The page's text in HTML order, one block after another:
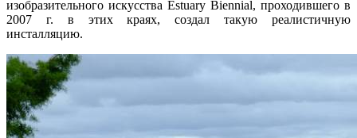
изобразительного искусства Estuary Biennial, проходившего в
2007 г. в этих краях, создал такую реалистичную
инсталляцию.